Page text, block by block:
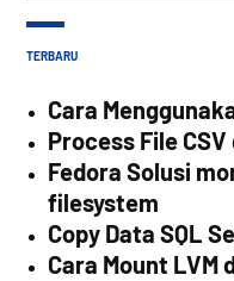
TERBARU
Cara
Process File
Fedora Solusi
filesystem
Copy Data SQL
Cara Mount LVM